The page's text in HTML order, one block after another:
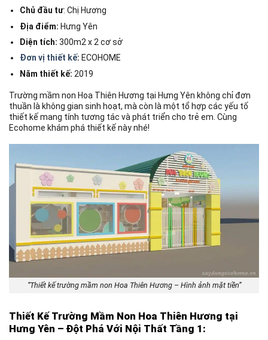
Chủ đầu tư: Chị Hương
Địa điểm: Hưng Yên
Diện tích: 300m2 x 2 cơ sở
Đơn vị thiết kế: ECOHOME
Năm thiết kế: 2019
Trường mầm non Hoa Thiên Hương tại Hưng Yên không chỉ đơn
thuần là không gian sinh hoạt, mà còn là một tổ hợp các yếu tố
thiết kế mang tính tương tác và phát triển cho trẻ em. Cùng
Ecohome khám phá thiết kế này nhé!
“Thiết kế trường mầm non Hoa Thiên Hương – Hình ảnh mặt tiền”
Thiết Kế Trường Mầm Non Hoa Thiên Hương tại
Hưng Yên – Đột Phá Với Nội Thất Tầng 1: